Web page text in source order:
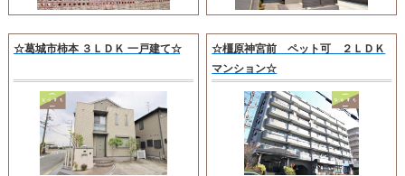
☆葛城市柿本 ３ＬＤＫ 一戸建て☆
☆橿原神宮前 ペット可 ２ＬＤＫ
マンション☆